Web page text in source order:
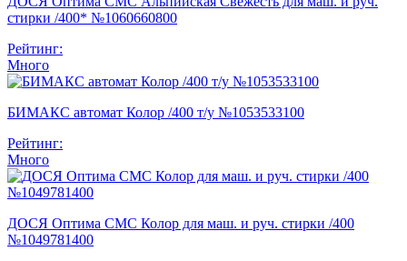
стирки /400* №1060660800
Рейтинг:
Много
БИМАКС автомат Колор /400 т/у №1053533100
Рейтинг:
Много
ДОСЯ Оптима СМС Колор для маш. и руч. стирки /400
№1049781400